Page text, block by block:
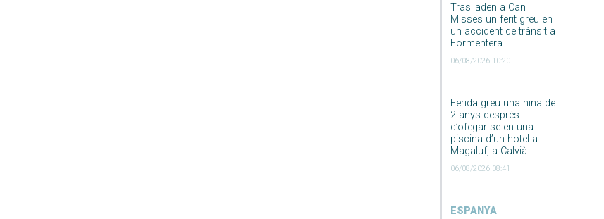
Traslladen a Can
Misses un ferit greu en
un accident de trànsit a
Formentera
06/08/2026 10:20
Ferida greu una nina de
2 anys després
d’ofegar-se en una
piscina d’un hotel a
Magaluf, a Calvià
06/08/2026 08:41
ESPANYA